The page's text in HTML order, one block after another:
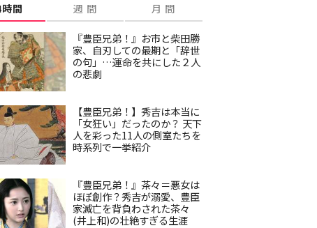
間 週 間 月 間
『豊臣兄弟！』お市と柴田勝
家、自刃しての最期と「辞世
の句」…運命を共にした２人
の悲劇
【豊臣兄弟！】秀吉は本当に
「女狂い」だったのか？ 天下
人を彩った11人の側室たちを
時系列で一挙紹介
『豊臣兄弟！』茶々＝悪女は
ほぼ創作？秀吉が溺愛、豊臣
家滅亡を背負わされた茶々
(井上和)の壮絶すぎる生涯